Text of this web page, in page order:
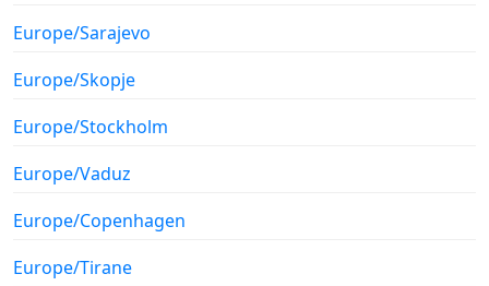
Europe/Sarajevo
Europe/Skopje
Europe/Stockholm
Europe/Vaduz
Europe/Copenhagen
Europe/Tirane